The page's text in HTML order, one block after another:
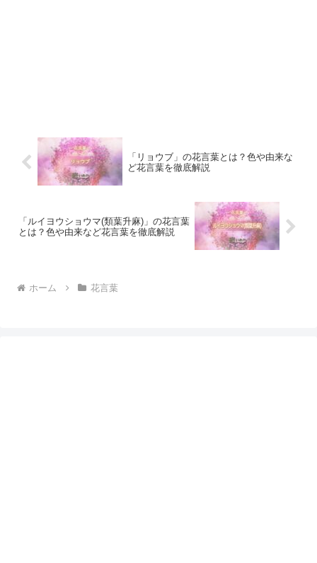
「リョウブ」の花言葉とは？色や由来な
ど花言葉を徹底解説
「ルイヨウショウマ(類葉升麻)」の花言葉
とは？色や由来など花言葉を徹底解説
ホーム 花言葉